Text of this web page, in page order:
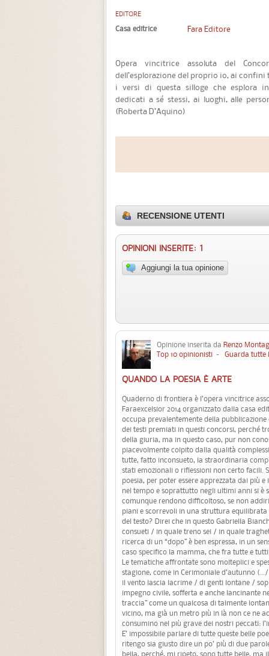
EDITORE
Casa editrice Fara Editore
Opera vincitrice assoluta del
dell’esplorazione del proprio io, ai
i versi di questa silloge che esplora
dedicati a sé stessi, ai luoghi, alle
(Roberta D’Aquino)
RECENSIONE UTENTI
OPINIONI INSERITE: 1
Aggiungi la tua opinione
Opinione inserita da Renzo
Top 10 opinionisti - Guarda tutte
QUANDO LA POESIA È ARTE
Quaderno di frontiera è l’opera vincitrice
Faraexcelsior 2014 organizzato dalla casa
occupa prevalentemente della
dei testi premiati in questi concorsi, perché
della giuria, ma in questo caso, pur non
piacevolmente colpito dalla qualità
tutte, fatto inconsueto, la straordinaria
stati emozionali o riflessioni non certo facili.
poesia, per poter essere apprezzata dai più
nel tempo e soprattutto negli ultimi anni si è
comunque rendono difficoltoso, se non
piani e scorrevoli in una struttura
del testo? Direi che in questo Gabriella
consueti / in quale treno sei / in quale
ricerca di un “dopo” è ben espressa, in un
caso specifico la mamma, che fra tutte e
Le tematiche affrontate sono molteplici e
stagione, come in Cerimoniale d’autunno
il vento lascia lacrime / di genti lontane /
impegno civile, sofferta e anche lancinante
traccia” come un qualcosa di talmente
vicino, ma già un metro più in là non ce ne
consumino nel più grave dei nostri peccati:
E’ impossibile parlare di tutte queste belle
ritengo sia giusto dire un po’ più di due